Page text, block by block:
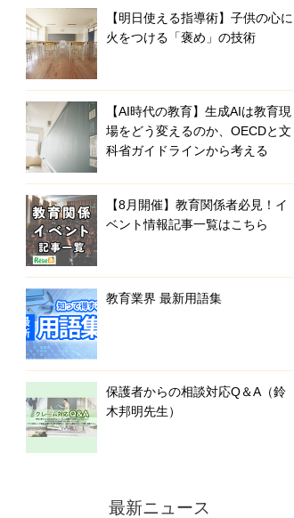
【明日使える指導術】子供の心に
火をつける「褒め」の技術
【AI時代の教育】生成AIは教育現
場をどう変えるのか、OECDと文
科省ガイドラインから考える
【8月開催】教育関係者必見！イ
ベント情報記事一覧はこちら
教育業界 最新用語集
保護者からの相談対応Q＆A（鈴
木邦明先生）
最新ニュース